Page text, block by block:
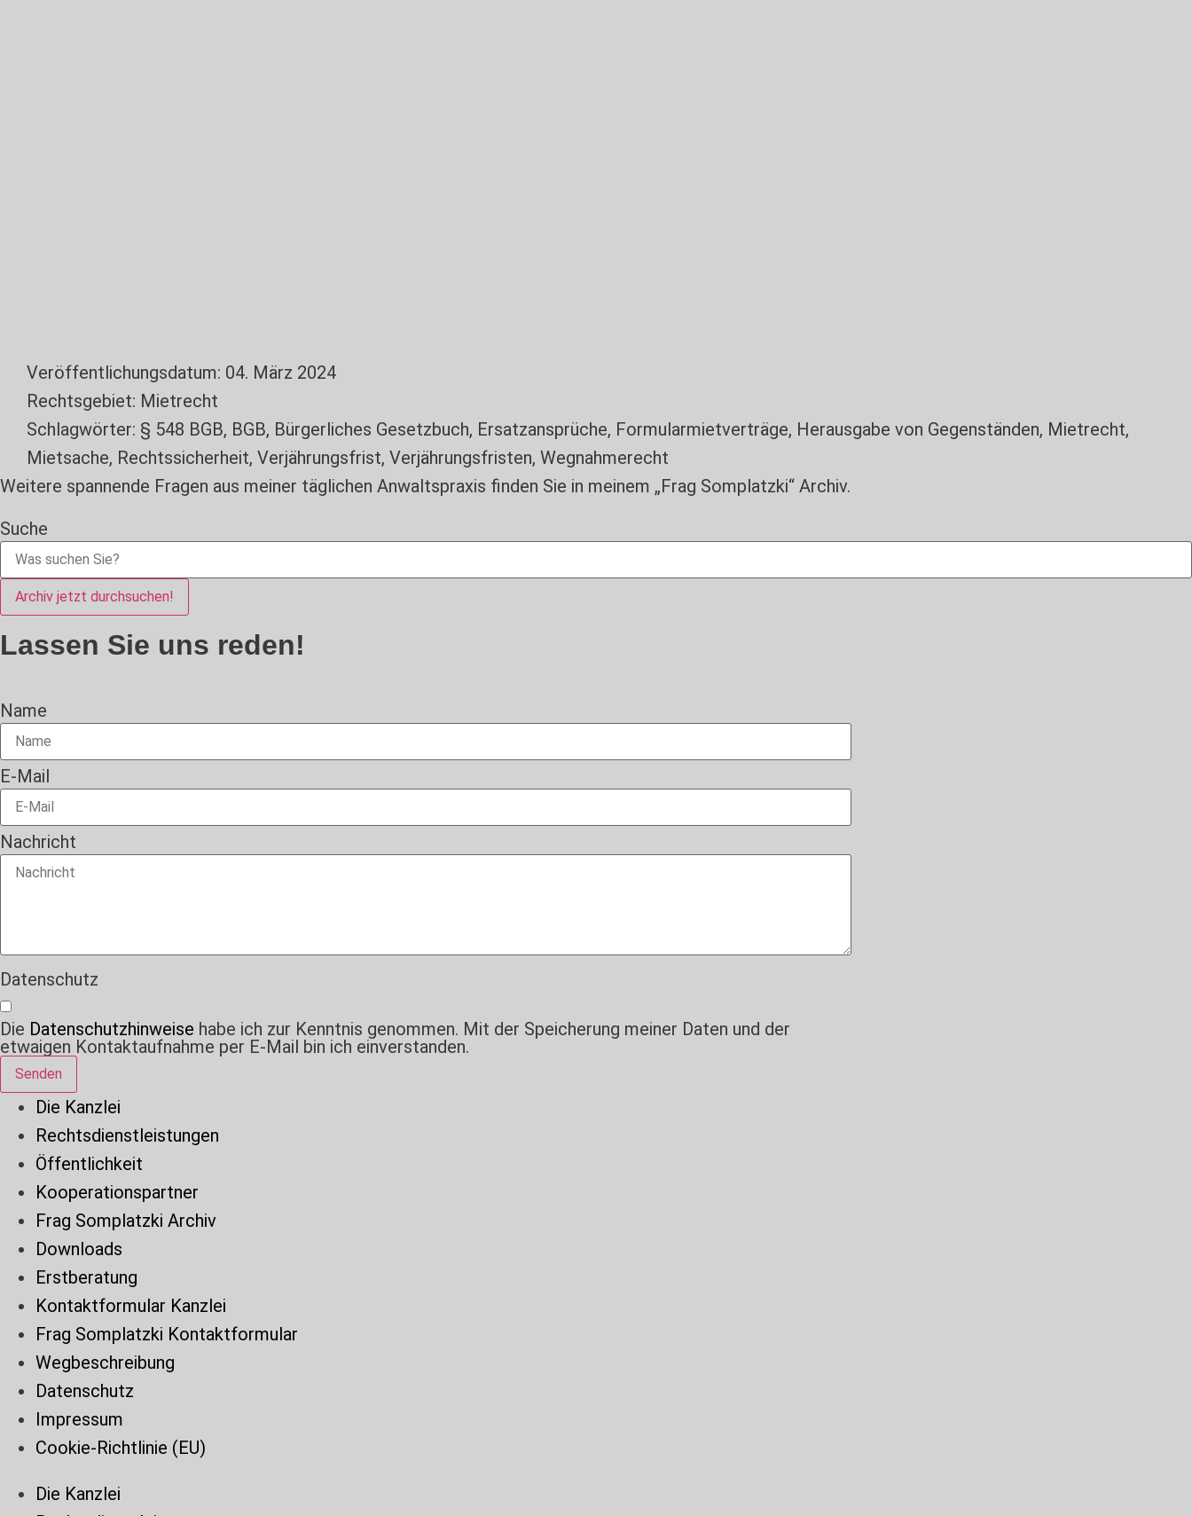
Veröffentlichungsdatum: 04. März 2024
Rechtsgebiet: Mietrecht
Schlagwörter: § 548 BGB, BGB, Bürgerliches Gesetzbuch, Ersatzansprüche, Formularmietverträge, Herausgabe von Gegenständen, Mietrecht,
Mietsache, Rechtssicherheit, Verjährungsfrist, Verjährungsfristen, Wegnahmerecht
Weitere spannende Fragen aus meiner täglichen Anwaltspraxis finden Sie in meinem „Frag Somplatzki“ Archiv.
Suche
Archiv jetzt durchsuchen!
Lassen Sie uns reden!
Name
E-Mail
Nachricht
Datenschutz
Die Datenschutzhinweise habe ich zur Kenntnis genommen. Mit der Speicherung meiner Daten und der
etwaigen Kontaktaufnahme per E-Mail bin ich einverstanden.
Senden
Die Kanzlei
Rechtsdienstleistungen
Öffentlichkeit
Kooperationspartner
Frag Somplatzki Archiv
Downloads
Erstberatung
Kontaktformular Kanzlei
Frag Somplatzki Kontaktformular
Wegbeschreibung
Datenschutz
Impressum
Cookie-Richtlinie (EU)
Die Kanzlei